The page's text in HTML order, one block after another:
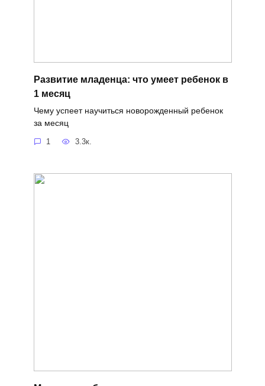
Развитие младенца: что умеет ребенок в
1 месяц
Чему успеет научиться новорожденный ребенок
за месяц
1 3.3к.